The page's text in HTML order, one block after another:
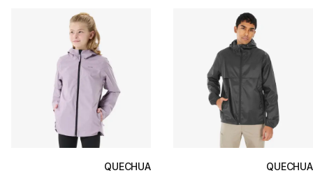
QUECHUA
QUECHUA